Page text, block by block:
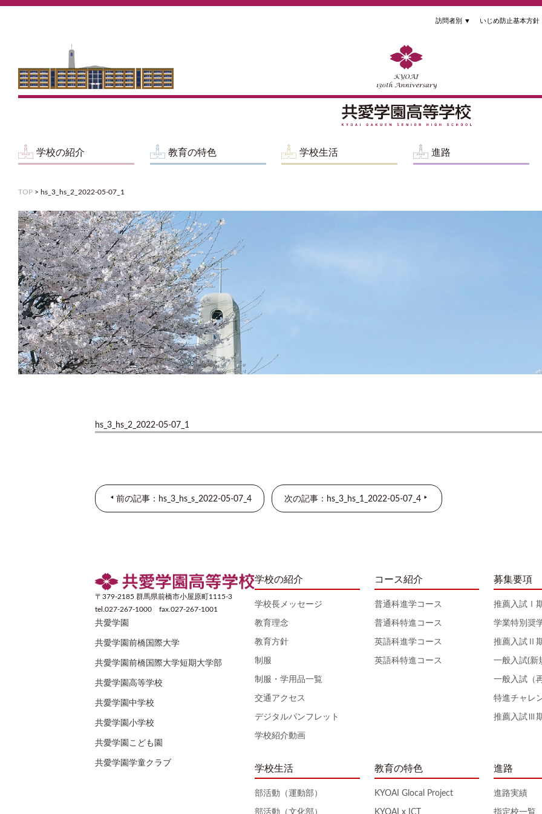
訪問者別 ▼ いじめ防止基本方針
学校の紹介 教育の特色 学校生活 進路
TOP > hs_3_hs_2_2022-05-07_1
hs_3_hs_2_2022-05-07_1
前の記事：hs_3_hs_s_2022-05-07_4 次の記事：hs_3_hs_1_2022-05-07_4
〒379-2185 群馬県前橋市小屋原町1115-3
tel.027-267-1000 fax.027-267-1001
共愛学園
共愛学園前橋国際大学
共愛学園前橋国際大学短期大学部
共愛学園高等学校
共愛学園中学校
共愛学園小学校
共愛学園こども園
共愛学園学童クラブ
学校の紹介
学校長メッセージ
教育理念
教育方針
制服
制服・学用品一覧
交通アクセス
デジタルパンフレット
学校紹介動画
学校生活
部活動（運動部）
部活動（文化部）
コース紹介
普通科進学コース
普通科特進コース
英語科進学コース
英語科特進コース
教育の特色
KYOAI Glocal Project
KYOAI x ICT
募集要項
推薦入試Ⅰ
学業特別奨
推薦入試Ⅱ
一般入試(新
一般入試（
特進チャレ
推薦入試Ⅲ
進路
進路実績
指定校一覧